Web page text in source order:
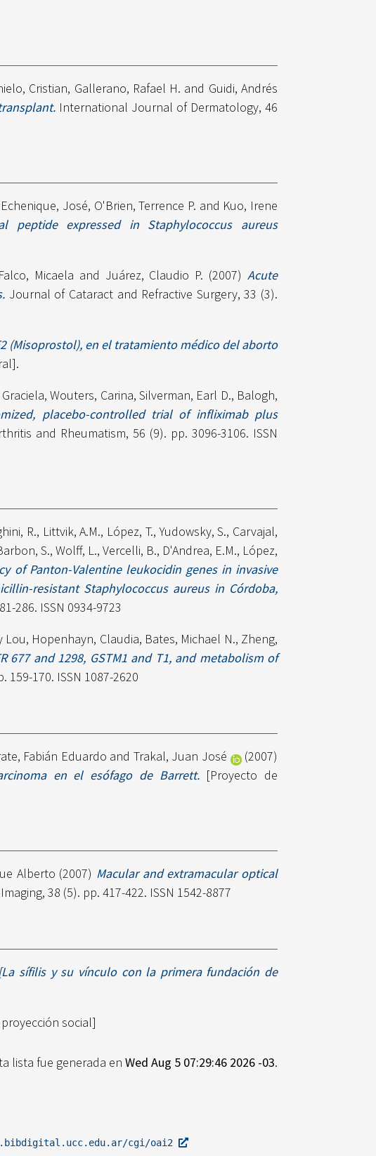
Cristian, Gallerano, Rafael H. and Guidi, Andrés
International Journal of Dermatology, 46
Echenique, José, O'Brien, Terrence P. and Kuo, Irene
peptide expressed in Staphylococcus aureus
Falco, Micaela and Juárez, Claudio P. (2007)Acute
Journal of Cataract and Refractive Surgery, 33 (3).
(Misoprostol), en el tratamiento médico del aborto
,Wouters, Carina,Silverman, Earl D., Balogh,
placebo-controlled trial of infliximab plus
and Rheumatism, 56 (9). pp. 3096-3106. ISSN
R., Littvik, A.M., López, T.,Yudowsky, S., Carvajal,
S., Wolff, L., Vercelli, B., D'Andrea, E.M., López,
of Panton-Valentine leukocidin genes in invasive
resistant Staphylococcus aureus in Córdoba,
286. ISSN 0934-9723
Lou, Hopenhayn, Claudia, Bates, Michael N., Zheng,
677 and 1298, GSTM1 and T1, and metabolism of
170. ISSN 1087-2620
Fabián Eduardo and Trakal, Juan José
(2007)
en el esófago de Barrett.[Proyecto de
Alberto (2007) Macular and extramacular optical
38 (5). pp. 417-422. ISSN 1542-8877
sífilis y su vínculo con la primera fundación de
social]
lista fue generada en Wed Aug 5 07:29:46 2026 -03.
cgi/oai2